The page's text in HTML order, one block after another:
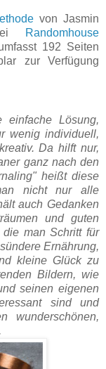
von Jasmin
Randomhouse
192 Seiten
zur Verfügung
einfache Lösung,
wenig individuell,
Da hilft nur,
ganz nach den
heißt diese
nicht nur alle
auch Gedanken
und guten
die man Schritt für
Ernährung,
kleine Glück zu
Bildern, wie
seinen eigenen
sind und
wunderschönen,